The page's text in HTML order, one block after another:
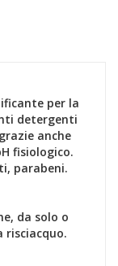
per la
detergenti
anche
fisiologico.
parabeni.
da solo o
risciacquo.